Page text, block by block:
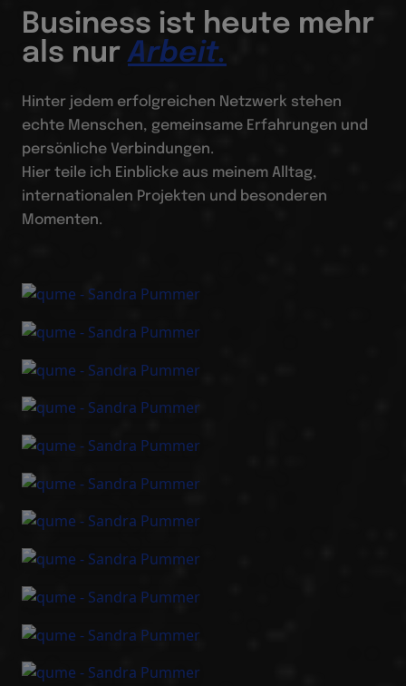
Business ist heute mehr
als nurArbeit.
Hinter jedem erfolgreichen Netzwerk stehen
echte Menschen, gemeinsame Erfahrungen und
persönliche Verbindungen.
Hier teile ich Einblicke aus meinem Alltag,
internationalen Projekten und besonderen
Momenten.